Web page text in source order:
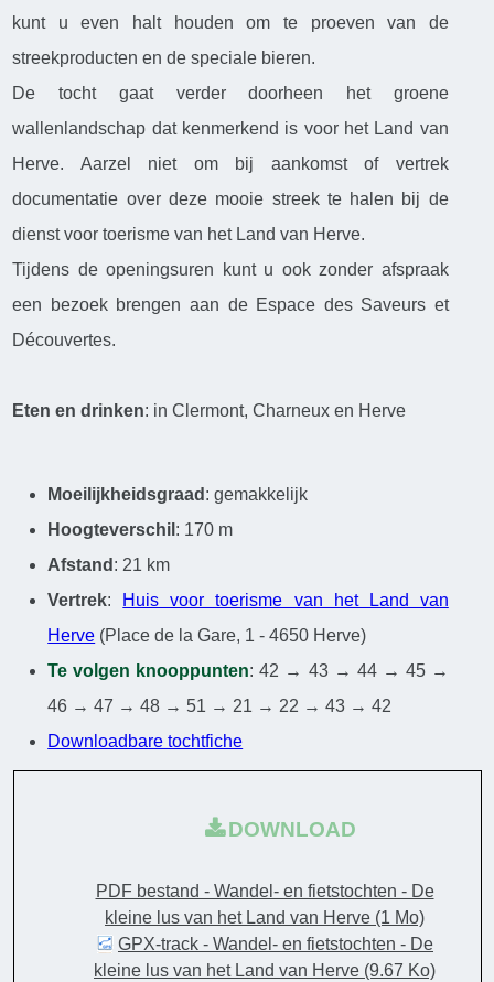
kunt u even halt houden om te proeven van de
streekproducten en de speciale bieren.
De tocht gaat verder doorheen het groene
wallenlandschap dat kenmerkend is voor het Land van
Herve. Aarzel niet om bij aankomst of vertrek
documentatie over deze mooie streek te halen bij de
dienst voor toerisme van het Land van Herve.
Tijdens de openingsuren kunt u ook zonder afspraak
een bezoek brengen aan de Espace des Saveurs et
Découvertes.
Eten en drinken: in Clermont, Charneux en Herve
Moeilijkheidsgraad : gemakkelijk
Hoogteverschil : 170 m
Afstand : 21 km
Vertrek:
Huis voor toerisme van het Land van
Herve (Place de la Gare, 1 - 4650 Herve)
Te volgen knooppunten: 42 → 43 → 44 → 45 →
46 → 47 → 48 → 51 → 21 → 22 → 43 → 42
Downloadbare tochtfiche
DOWNLOAD
PDF bestand - Wandel- en fietstochten - De
kleine lus van het Land van Herve (1 Mo)
GPX-track - Wandel- en fietstochten - De
kleine lus van het Land van Herve (9.67 Ko)